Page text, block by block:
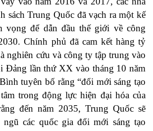
sách Trung Quốc đã vạch ra một kế
vọng để dẫn đầu thế giới về công
Chính phủ đã cam kết hàng tỷ
nghiên cứu và công ty tập trung vào
lần thứ XX vào tháng 10 năm
tuyên bố rằng “đổi mới sáng tạo
trong động lực hiện đại hóa của
đến năm 2035, Trung Quốc sẽ
ngũ các quốc gia đổi mới sáng tạo